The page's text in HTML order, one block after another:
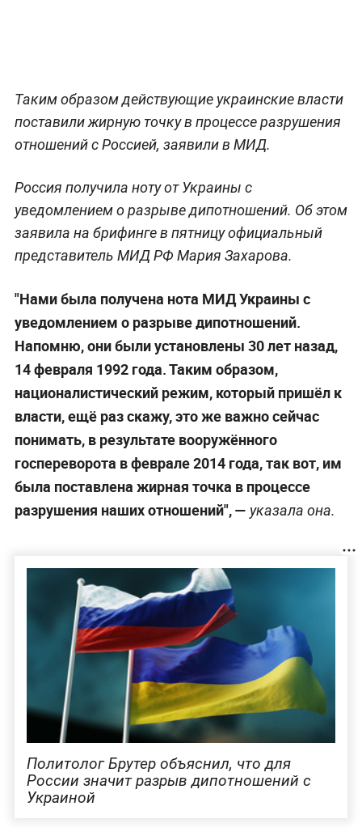
Таким образом действующие украинские власти
поставили жирную точку в процессе разрушения
отношений с Россией, заявили в МИД.
Россия получила ноту от Украины с
уведомлением о разрыве дипотношений. Об этом
заявила на брифинге в пятницу официальный
представитель МИД РФ Мария Захарова.
"Нами была получена нота МИД Украины с
уведомлением о разрыве дипотношений.
Напомню, они были установлены 30 лет назад,
14 февраля 1992 года. Таким образом,
националистический режим, который пришёл к
власти, ещё раз скажу, это же важно сейчас
понимать, в результате вооружённого
госпереворота в феврале 2014 года, так вот, им
была поставлена жирная точка в процессе
разрушения наших отношений", — указала она.
Политолог Брутер объяснил, что для
России значит разрыв дипотношений с
Украиной